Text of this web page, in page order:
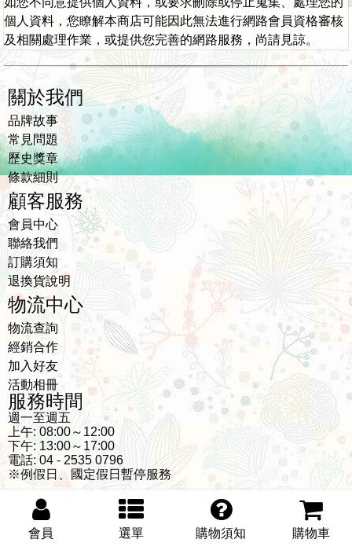
個人資料，您瞭解本商店可能因此無法進行網路會員資格審核
及相關處理作業，或提供您完善的網路服務，尚請見諒。
關於我們
品牌故事
常見問題
歷史獎章
條款細則
顧客服務
會員中心
聯絡我們
訂購須知
退換貨說明
物流中心
物流查詢
經銷合作
加入好友
活動相冊
服務時間
週一至週五
上午: 08:00～12:00
下午: 13:00～17:00
電話: 04 - 2535 0796
※例假日、國定假日暫停服務
幾木朵生物科技有限公司 Copyright © 2009 - 2026 Design by
Shop3500
Fullvision 隱私權政策
會員 選單 購物須知 購物車